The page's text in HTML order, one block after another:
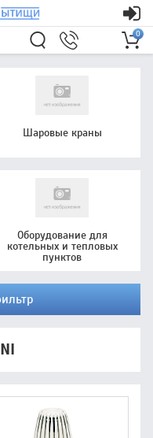
0
Шаровые краны
Оборудование для
котельных и тепловых
пунктов